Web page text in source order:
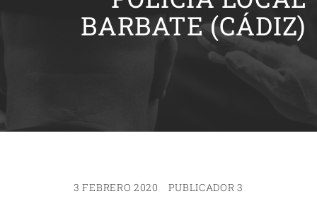
BARBATE (CÁDIZ)
3 FEBRERO 2020 PUBLICADOR 3